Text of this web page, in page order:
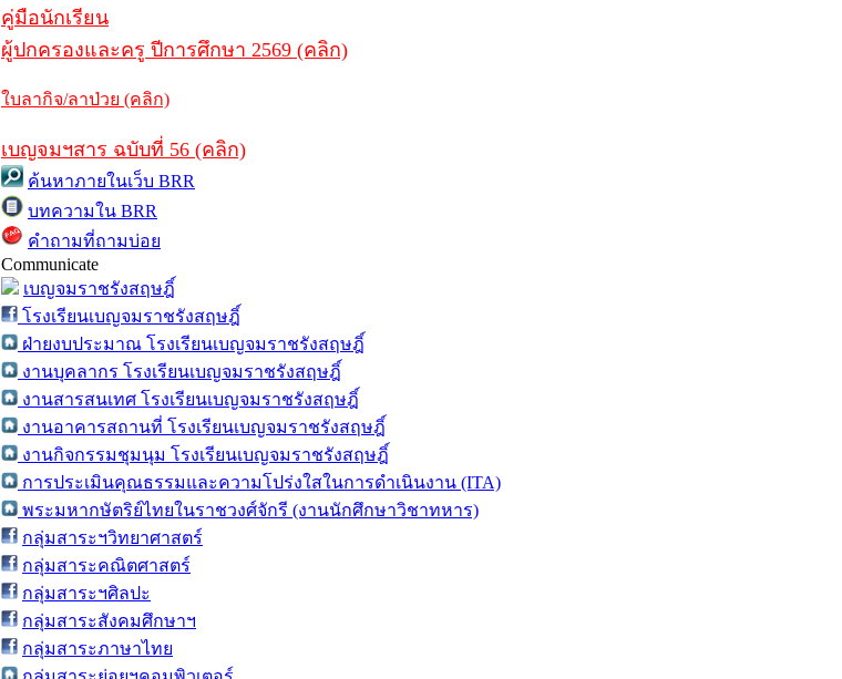
คู่มือนักเรียน
ผู้ปกครองและครู ปีการศึกษา 2569 (คลิก)
ใบลากิจ/ลาป่วย (คลิก)
เบญจมฯสาร ฉบับที่ 56 (คลิก)
ค้นหาภายในเว็บ BRR
บทความใน BRR
คำถามที่ถามบ่อย
Communicate
เบญจมราชรังสฤษฎิ์
โรงเรียนเบญจมราชรังสฤษฎิ์
ฝ่ายงบประมาณ โรงเรียนเบญจมราชรังสฤษฎิ์
งานบุคลากร โรงเรียนเบญจมราชรังสฤษฎิ์
งานสารสนเทศ โรงเรียนเบญจมราชรังสฤษฎิ์
งานอาคารสถานที่ โรงเรียนเบญจมราชรังสฤษฎิ์
งานกิจกรรมชุมนุม โรงเรียนเบญจมราชรังสฤษฎิ์
การประเมินคุณธรรมและความโปร่งใสในการดำเนินงาน (ITA)
พระมหากษัตริย์ไทยในราชวงศ์จักรี (งานนักศึกษาวิชาทหาร)
กลุ่มสาระฯวิทยาศาสตร์
กลุ่มสาระคณิตศาสตร์
กลุ่มสาระฯศิลปะ
กลุ่มสาระสังคมศึกษาฯ
กลุ่มสาระภาษาไทย